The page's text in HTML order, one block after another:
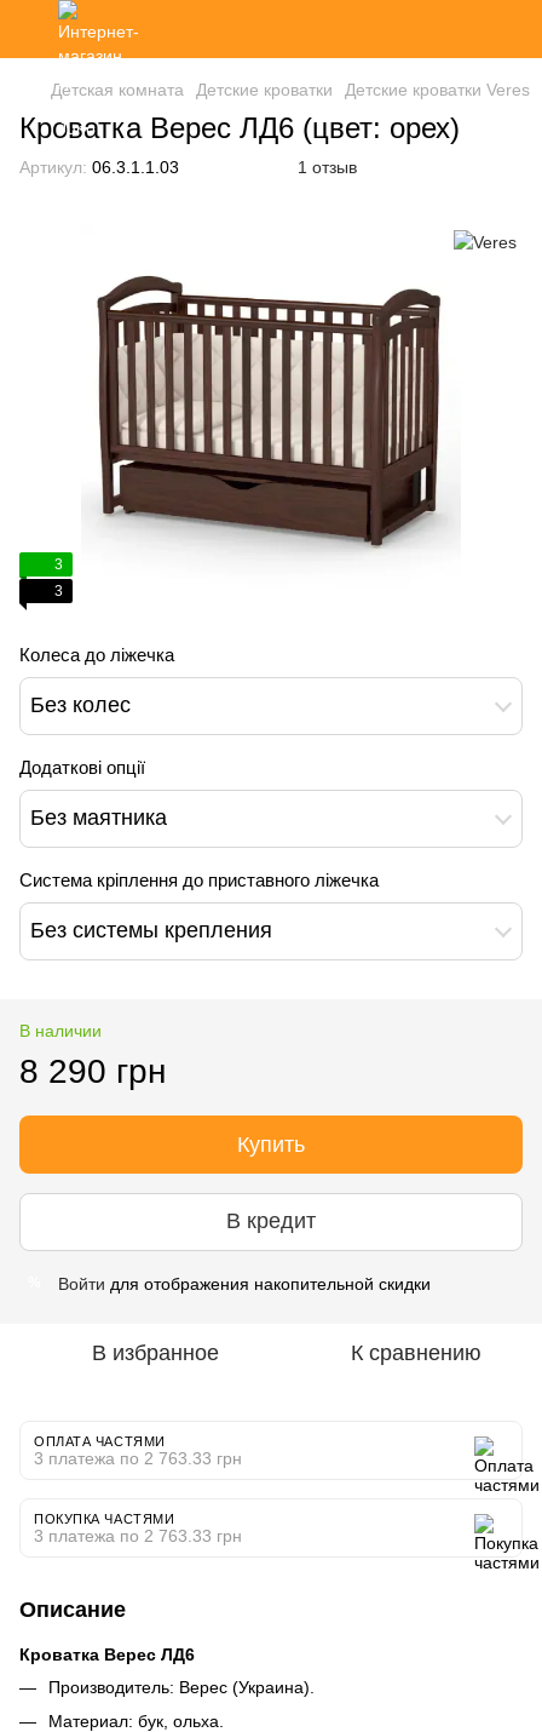
Детская комната Детские кроватки Детские кроватки Veres
Кроватка Верес ЛД6 (цвет: орех)
Артикул: 06.3.1.1.03 1 отзыв
3
3
Колеса до ліжечка
Без колес
Додаткові опції
Без маятника
Система кріплення до приставного ліжечка
Без системы крепления
В наличии
8 290 грн
Купить
В кредит
Войти для отображения накопительной скидки
В избранное К сравнению
ОПЛАТА ЧАСТЯМИ
3 платежа по 2 763.33 грн
ПОКУПКА ЧАСТЯМИ
3 платежа по 2 763.33 грн
Описание
Кроватка Верес ЛД6
Производитель: Верес (Украина).
Материал: бук, ольха.